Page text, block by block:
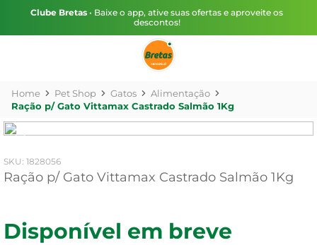
Clube Bretas • Baixe o app, ative suas ofertas e aproveite os
descontos!
Pet Shop Gatos
Alimentação
Ração p/ Gato Vittamax Castrado Salmão 1Kg
: 1828056
Ração p/ Gato Vittamax Castrado Salmão 1Kg
Disponível em breve